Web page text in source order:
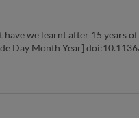
have we learnt after 15 years
Day Month Year]